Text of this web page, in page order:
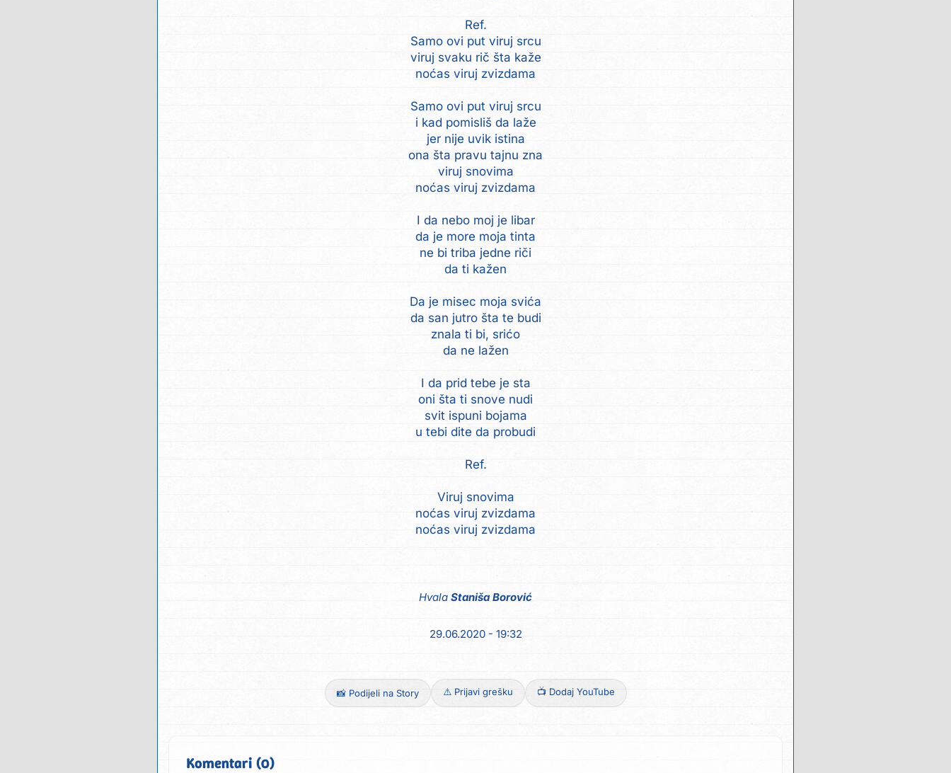
Ref.
Samo ovi put viruj srcu
viruj svaku rič šta kaže
noćas viruj zvizdama
Samo ovi put viruj srcu
i kad pomisliš da laže
jer nije uvik istina
ona šta pravu tajnu zna
viruj snovima
noćas viruj zvizdama
I da nebo moj je libar
da je more moja tinta
ne bi triba jedne riči
da ti kažen
Da je misec moja svića
da san jutro šta te budi
znala ti bi, srićo
da ne lažen
I da prid tebe je sta
oni šta ti snove nudi
svit ispuni bojama
u tebi dite da probudi
Ref.
Viruj snovima
noćas viruj zvizdama
noćas viruj zvizdama
Hvala Staniša Borović
29.06.2020 - 19:32
📸 Podijeli na Story ⚠️ Prijavi grešku 📺 Dodaj YouTube
Komentari (0)